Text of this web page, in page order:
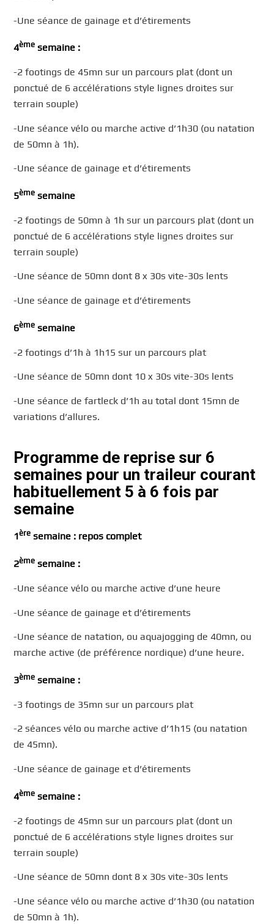
-Une séance de gainage et d’étirements
4ème semaine :
-2 footings de 45mn sur un parcours plat (dont un
ponctué de 6 accélérations style lignes droites sur
terrain souple)
-Une séance vélo ou marche active d’1h30 (ou natation
de 50mn à 1h).
-Une séance de gainage et d’étirements
5ème semaine
-2 footings de 50mn à 1h sur un parcours plat (dont un
ponctué de 6 accélérations style lignes droites sur
terrain souple)
-Une séance de 50mn dont 8 x 30s vite-30s lents
-Une séance de gainage et d’étirements
6ème semaine
-2 footings d’1h à 1h15 sur un parcours plat
-Une séance de 50mn dont 10 x 30s vite-30s lents
-Une séance de fartleck d’1h au total dont 15mn de
variations d’allures.
Programme de reprise sur 6
semaines pour un traileur courant
habituellement 5 à 6 fois par
semaine
1ère semaine : repos complet
2ème semaine :
-Une séance vélo ou marche active d’une heure
-Une séance de gainage et d’étirements
-Une séance de natation, ou aquajogging de 40mn, ou
marche active (de préférence nordique) d’une heure.
3ème semaine :
-3 footings de 35mn sur un parcours plat
-2 séances vélo ou marche active d’1h15 (ou natation
de 45mn).
-Une séance de gainage et d’étirements
4ème semaine :
-2 footings de 45mn sur un parcours plat (dont un
ponctué de 6 accélérations style lignes droites sur
terrain souple)
-Une séance de 50mn dont 8 x 30s vite-30s lents
-Une séance vélo ou marche active d’1h30 (ou natation
de 50mn à 1h).